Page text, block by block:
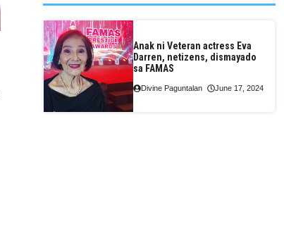
Anak ni Veteran actress Eva
Darren, netizens, dismayado
sa FAMAS
Divine Paguntalan June 17, 2024